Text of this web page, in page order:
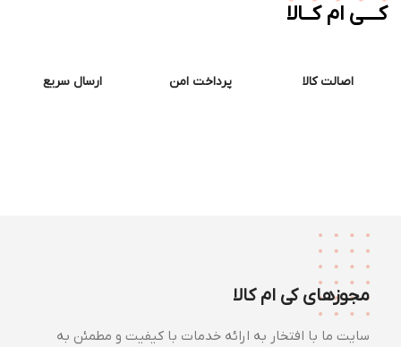
ام کــالا
اصالت کالا پرداخت امن ارسال سریع
مجوزهای کی ام کالا
سایت ما با افتخار به ارائه خدمات با کیفیت و مطمئن به